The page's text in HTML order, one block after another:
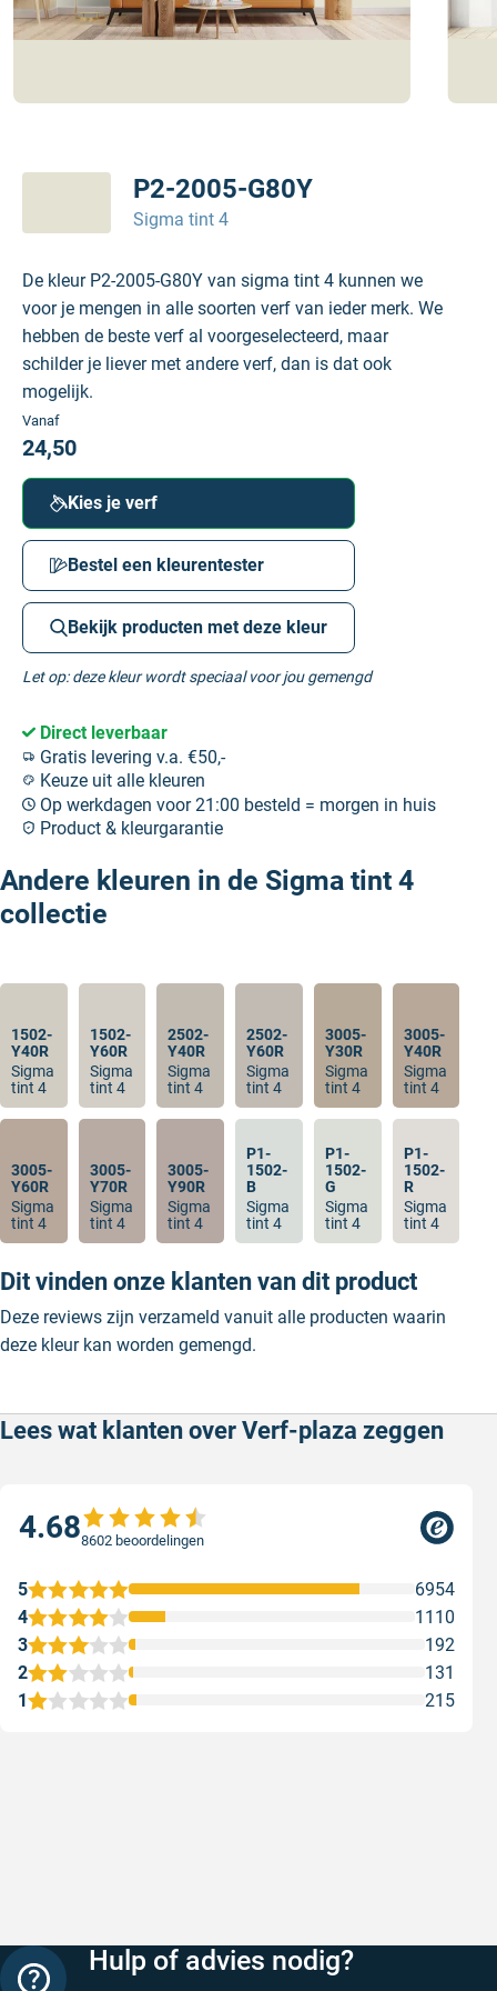
P2-2005-G80Y
Sigma tint 4
De kleur P2-2005-G80Y van sigma tint 4 kunnen we
voor je mengen in alle soorten verf van ieder merk. We
hebben de beste verf al voorgeselecteerd, maar
schilder je liever met andere verf, dan is dat ook
mogelijk.
Vanaf
24,50
Kies je verf
Bestel een kleurentester
Bekijk producten met deze kleur
Let op: deze kleur wordt speciaal voor jou gemengd
Direct leverbaar
Gratis levering v.a. €50,-
Keuze uit alle kleuren
Op werkdagen voor 21:00 besteld = morgen in huis
Product & kleurgarantie
Andere kleuren in de Sigma tint 4
collectie
1502-
Y40R
Sigma
tint 4
1502-
Y60R
Sigma
tint 4
2502-
Y40R
Sigma
tint 4
2502-
Y60R
Sigma
tint 4
3005-
Y30R
Sigma
tint 4
3005-
Y40R
Sigma
tint 4
3005-
Y60R
Sigma
tint 4
3005-
Y70R
Sigma
tint 4
3005-
Y90R
Sigma
tint 4
P1-
1502-
B
Sigma
tint 4
P1-
1502-
G
Sigma
tint 4
P1-
1502-
R
Sigma
tint 4
Dit vinden onze klanten van dit product
Deze reviews zijn verzameld vanuit alle producten waarin
deze kleur kan worden gemengd.
Lees wat klanten over Verf-plaza zeggen
4.688602 beoordelingen
1 215
2 131
3 192
4 1110
5 6954
Hulp of advies nodig?